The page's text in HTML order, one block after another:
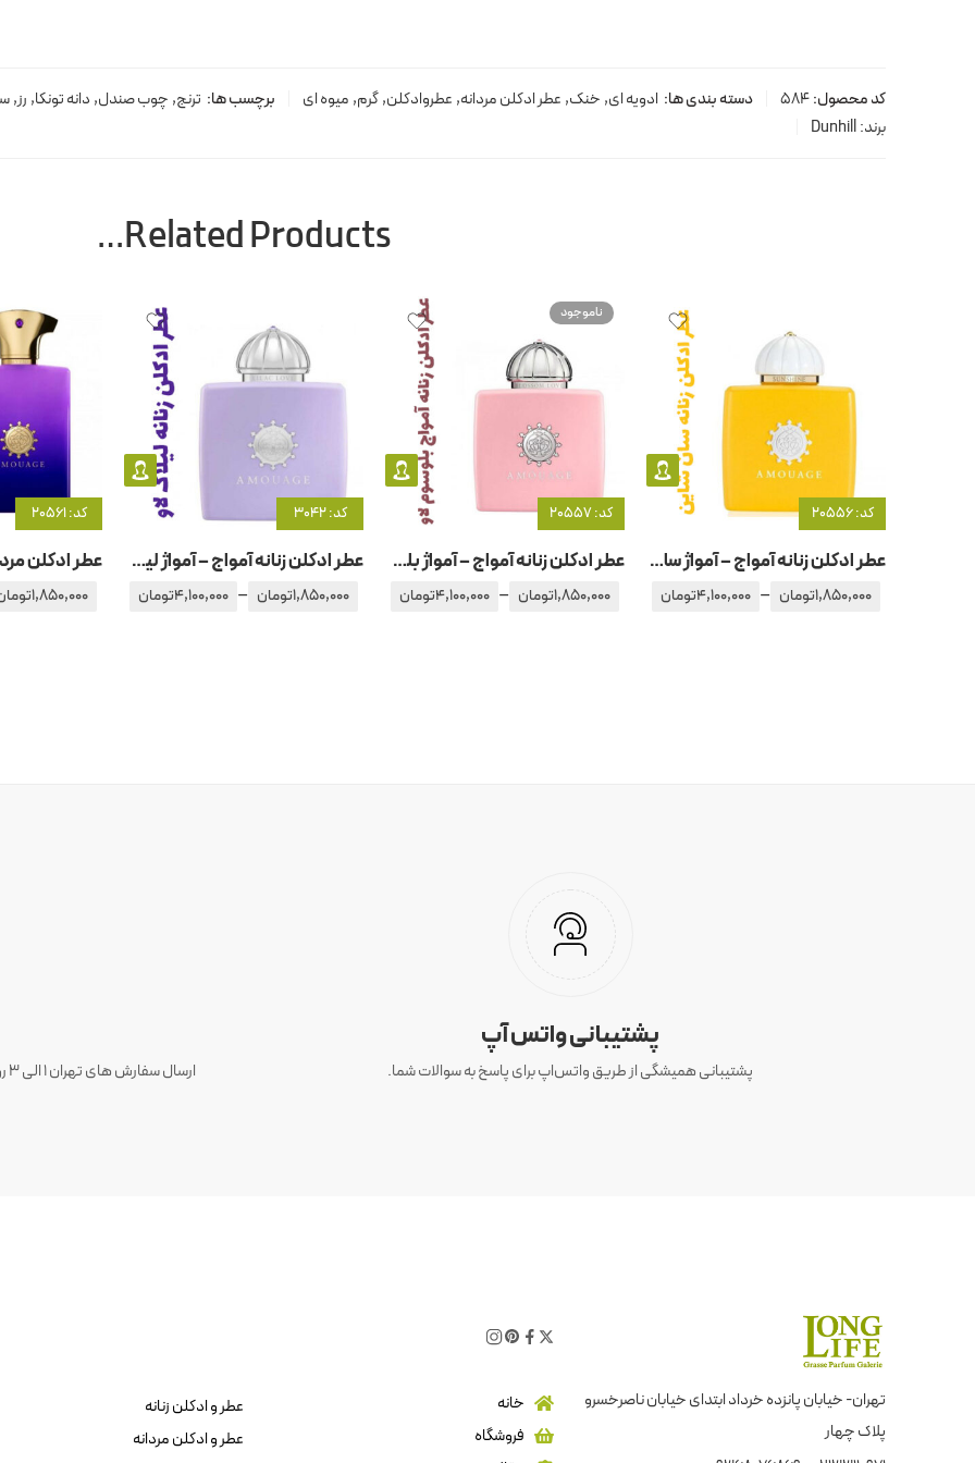
کد محصول:584 دسته بندی ها: ادویه ای, خنک, عطر ادکلن مردانه, عطروادکلن,گرم, میوه ای برچسب ها: ترنج, چوب صندل, دانه تونکا, رز,
برند:Dunhill
Related Products…
کد: 20556
عطر ادکلن زنانه آمواج – آمواژ سان شاین
1,850,000تومان –
4,100,000تومان
ناموجود
کد: 20557
عطر ادکلن زنانه آمواج – آمواژ بلوسوم لاو
1,850,000تومان –
4,100,000تومان
کد: 3042
عطر ادکلن زنانه آمواج – آمواژ لیلاک لاو
1,850,000تومان –
4,100,000تومان
کد: 20561
1,850,000
پشتیبانی واتس آپ
پشتیبانی همیشگی از طریق واتس‌اپ برای پاسخ به سوالات شما.
تهران- خیابان پانزده خرداد ابتدای خیابان ناصرخسرو
پلاک چهار
خانه
فروشگاه
عطر و ادکلن زنانه
عطر و ادکلن مردانه